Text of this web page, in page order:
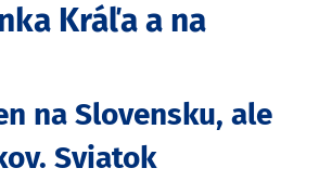
Kráľa a na
na Slovensku, ale
Sviatok